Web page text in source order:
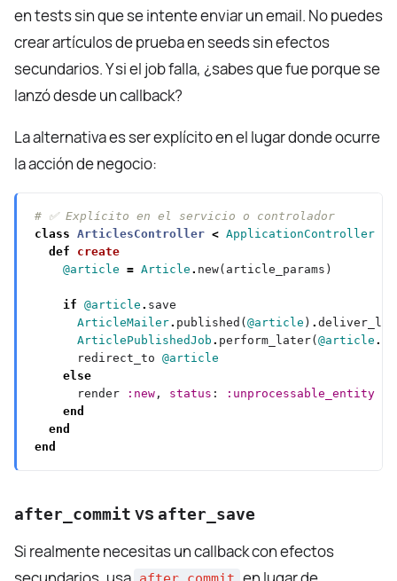
en tests sin que se intente enviar un email. No puedes
crear artículos de prueba en seeds sin efectos
secundarios. Y si el job falla, ¿sabes que fue porque se
lanzó desde un callback?
La alternativa es ser explícito en el lugar donde ocurre
la acción de negocio:
# ✅ Explícito en el servicio o controlador
class ArticlesController < ApplicationController
def
create
@article = Article .
if @article .
ArticleMailer. published(@article ) .
ArticlePublishedJob . perform_later(@article .
      redirect_to
@article
else
      render
:new , status :
:unprocessable_entity
end
end
end
after_commit vs after_save
Si realmente necesitas un callback con efectos